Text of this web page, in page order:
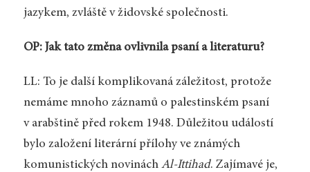
jazykem, zvláště v židovské společnosti.
OP: Jak tato změna ovlivnila psaní a literaturu?
LL: To je další komplikovaná záležitost, protože
nemáme mnoho záznamů o palestinském psaní
v arabštině před rokem 1948. Důležitou událostí
bylo založení literární přílohy ve známých
komunistických novinách Al-Ittihad. Zajímavé je,